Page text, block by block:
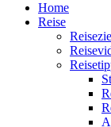
Home
Reise